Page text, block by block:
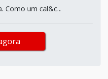
Como um cal&c...